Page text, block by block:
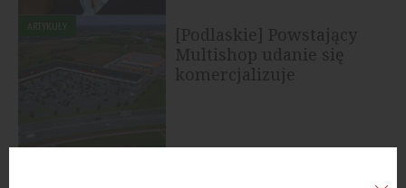
ARTYKUŁY
[Podlaskie] Powstający
Multishop udanie się
komercjalizuje